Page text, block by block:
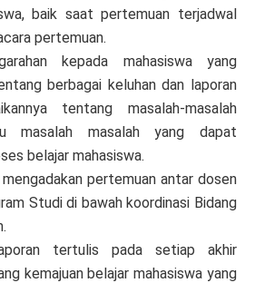
baik saat pertemuan terjadwal
pertemuan.
kepada mahasiswa yang
berbagai keluhan dan laporan
tentang masalah-masalah
masalah masalah yang dapat
belajar mahasiswa.
pertemuan antar dosen
Studi di bawah koordinasi Bidang
tertulis pada setiap akhir
kemajuan belajar mahasiswa yang